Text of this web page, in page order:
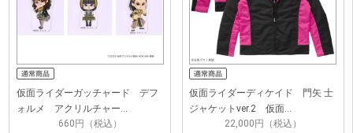
仮面ライダーガッチャード デフ
ォルメ アクリルチャー…
660円（税込）
仮面ライダーディケイド 門矢 士
ジャケットver.2 仮面…
22,000円（税込）